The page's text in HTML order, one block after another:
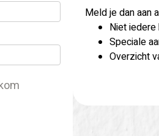
Meld je dan aan
Niet
Speciale
Overzicht